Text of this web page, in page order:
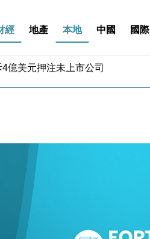
經 地產 本地 中國 國際
億美元押注未上市公司
援Anthropic租用Google晶片
圍 14類產品或加徵25%
度 增鉑金卡級別鎖定高消費客群
珠寶鐘錶銷售升勢最強
購 派息比率目標維持50%
億美元押注未上市公司
慧倉儲市場 加快海外市場落地